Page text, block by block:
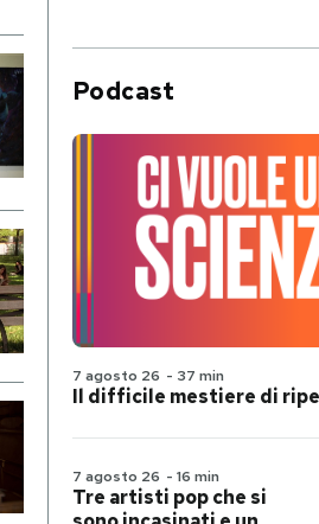
Podcast
7 agosto 26 - 37 min
Il difficile mestiere di
7 agosto 26 - 16 min
Tre artisti pop che si